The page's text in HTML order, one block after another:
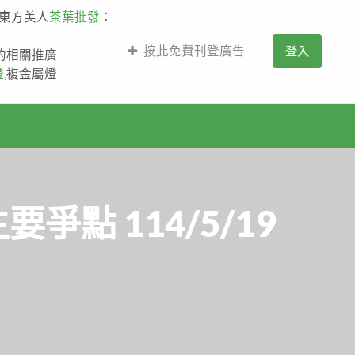
方美人 茶葉批發 ：
相關推廣
,複金屬燈
按此免費刊登廣告 登入
要爭點 114/5/19